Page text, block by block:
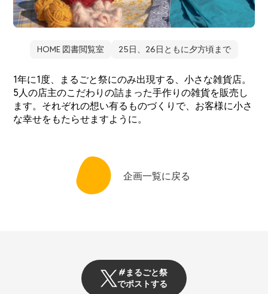
HOME 図書閲覧室 25日、26日ともに夕方頃まで
1年に1度、まるごと祭にのみ出現する、小さな雑貨店。
5人の店主のこだわりの詰まった手作りの雑貨を販売し
ます。それぞれの想い有るものづくりで、お客様に小さ
な幸せをもたらせますように。
企画一覧に戻る
#まるごと祭
でポストする